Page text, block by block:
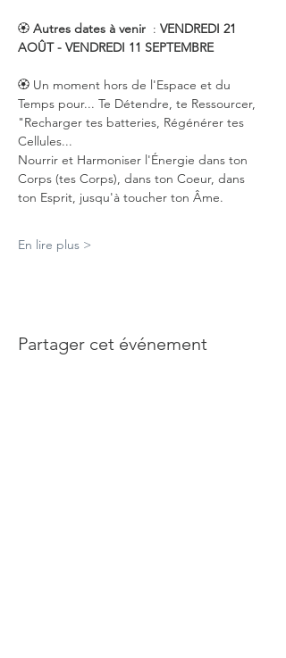
🏵️ Autres dates à venir
  :
VENDREDI 21
AOÛT - VENDREDI 11 SEPTEMBRE
🏵️ Un moment hors de l'Espace et du
Temps pour... Te Détendre, te Ressourcer,
"Recharger tes batteries, Régénérer tes
Cellules...
Nourrir et Harmoniser l'Énergie dans ton
Corps (tes Corps), dans ton Coeur, dans
ton Esprit, jusqu'à toucher ton Âme.
En lire plus >
Partager cet événement